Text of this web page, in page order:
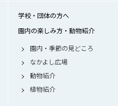
学校・団体の方へ
園内の楽しみ方・動物紹介
園内・季節の見どころ
なかよし広場
動物紹介
植物紹介